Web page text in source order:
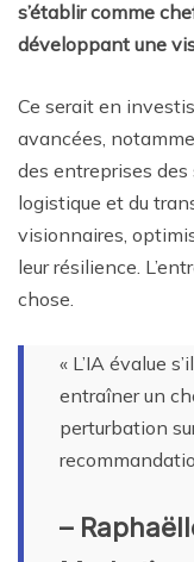
s’établir comme
développant une
Ce serait en
avancées,
des entreprises des
logistique et du
visionnaires,
leur résilience.
chose.
« L’IA évalue
entraîner un
perturbation
–